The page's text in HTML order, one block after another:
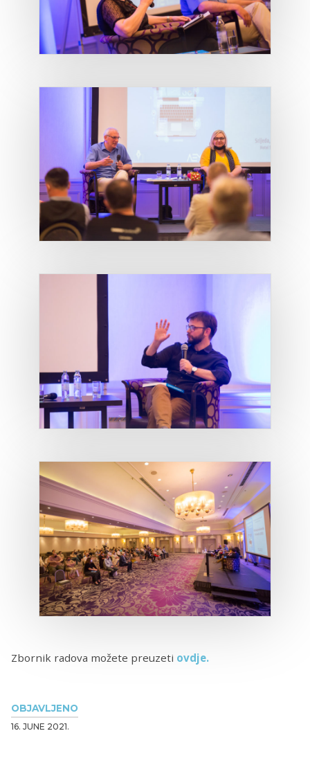
OBJAVLJENO
16. JUNE 2021.
Zbornik radova možete preuzeti ovdje.